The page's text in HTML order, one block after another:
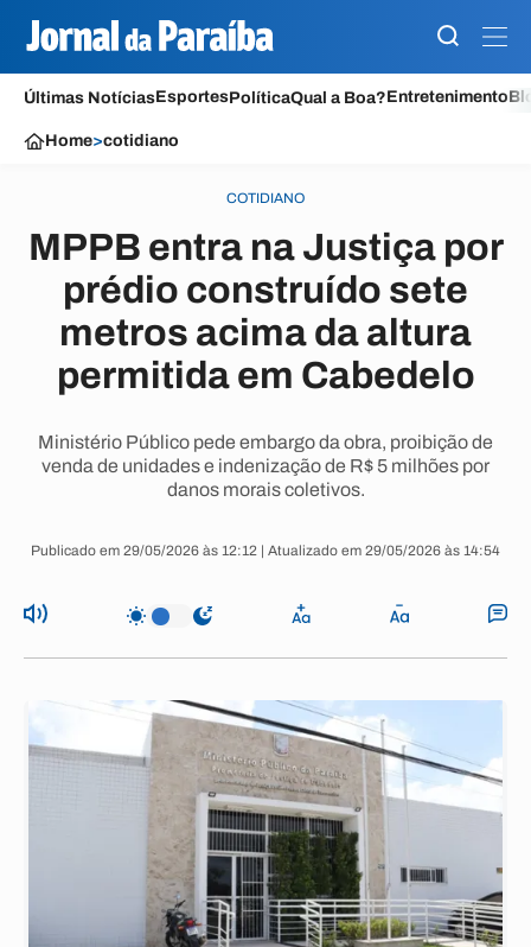
Últimas NotíciasEsportesPolíticaQual a Boa?Entretenimento
Home>cotidiano
COTIDIANO
MPPB entra na Justiça por
prédio construído sete
metros acima da altura
permitida em Cabedelo
Ministério Público pede embargo da obra, proibição de
venda de unidades e indenização de R$ 5 milhões por
danos morais coletivos.
Publicado em 29/05/2026 às 12:12 | Atualizado em 29/05/2026 às 14:54